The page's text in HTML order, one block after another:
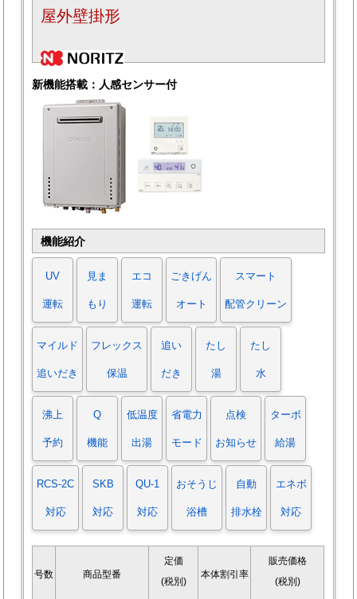
屋外壁掛形
新機能搭載：人感センサー付
機能紹介
UV
運転
見ま
もり
エコ
運転
ごきげん
オート
スマート
配管クリーン
マイルド
追いだき
フレックス
保温
追い
だき
たし
湯
たし
水
沸上
予約
Q
機能
低温度
出湯
省電力
モード
点検
お知らせ
ターボ
給湯
RCS-2C
対応
SKB
対応
QU-1
対応
おそうじ
浴槽
自動
排水栓
エネボ
対応
号数 商品型番
定価
(税別)
本体割引率
販売価格
(税別)